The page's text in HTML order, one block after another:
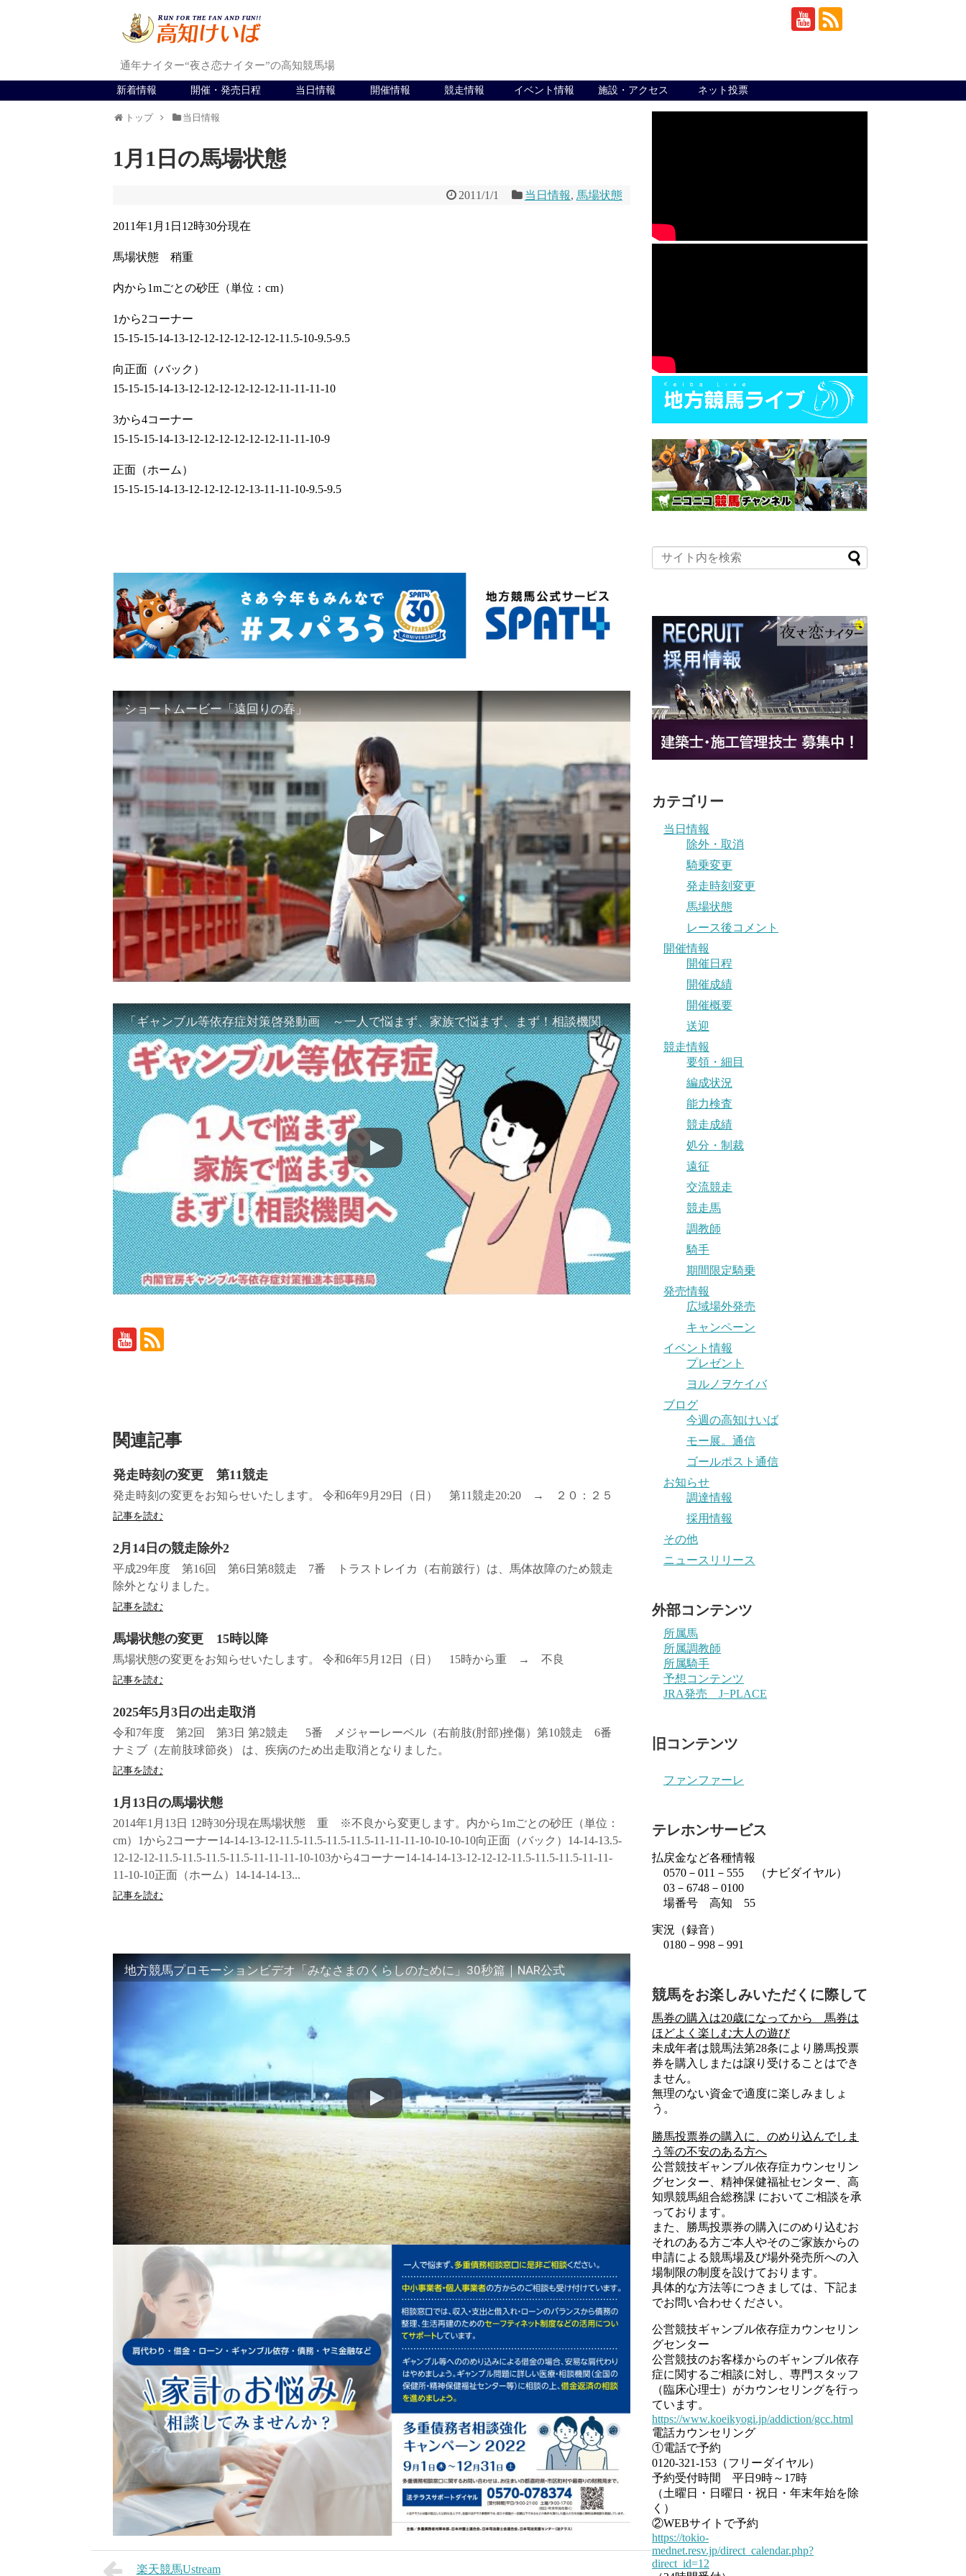
通年ナイター“夜さ恋ナイター”の高知競馬場
新着情報 開催・発売日程 当日情報 開催情報 競走情報 イベント情報 施設・アクセス ネット投票
トップ 当日情報
1月1日の馬場状態
2011/1/1 当日情報, 馬場状態
2011年1月1日12時30分現在
馬場状態 稍重
内から1mごとの砂圧（単位：cm）
1から2コーナー
15-15-15-14-13-12-12-12-12-12-12-11.5-10-9.5-9.5
向正面（バック）
15-15-15-14-13-12-12-12-12-12-12-11-11-11-10
3から4コーナー
15-15-15-14-13-12-12-12-12-12-12-11-11-10-9
正面（ホーム）
15-15-15-14-13-12-12-12-12-13-11-11-10-9.5-9.5
ショートムービー「遠回りの春」
「ギャンブル等依存症対策啓発動画 ～一人で悩まず、家族で悩まず、まず！相談機関へ～」
関連記事
発走時刻の変更 第11競走
発走時刻の変更をお知らせいたします。 令和6年9月29日（日） 第11競走20:20 → ２０：２５
記事を読む
2月14日の競走除外2
平成29年度 第16回 第6日第8競走 7番 トラストレイカ（右前跛行）は、馬体故障のため競走
除外となりました。
記事を読む
馬場状態の変更 15時以降
馬場状態の変更をお知らせいたします。 令和6年5月12日（日） 15時から重 → 不良
記事を読む
2025年5月3日の出走取消
令和7年度 第2回 第3日 第2競走 5番 メジャーレーベル（右前肢(肘部)挫傷）第10競走 6番
ナミブ（左前肢球節炎） は、疾病のため出走取消となりました。
記事を読む
1月13日の馬場状態
2014年1月13日 12時30分現在馬場状態 重 ※不良から変更します。内から1mごとの砂圧（単位：
cm）1から2コーナー14-14-13-12-11.5-11.5-11.5-11.5-11-11-11-10-10-10-10向正面（バック）14-14-13.5-
12-12-12-11.5-11.5-11.5-11.5-11-11-11-10-103から4コーナー14-14-14-13-12-12-12-11.5-11.5-11.5-11-11-
11-10-10正面（ホーム）14-14-14-13...
記事を読む
地方競馬プロモーションビデオ「みなさまのくらしのために」30秒篇｜NAR公式
楽天競馬Ustream
カテゴリー
当日情報
除外・取消
騎乗変更
発走時刻変更
馬場状態
レース後コメント
開催情報
開催日程
開催成績
開催概要
送迎
競走情報
要領・細目
編成状況
能力検査
競走成績
処分・制裁
遠征
交流競走
競走馬
調教師
騎手
期間限定騎乗
発売情報
広域場外発売
キャンペーン
イベント情報
プレゼント
ヨルノヲケイバ
ブログ
今週の高知けいば
モー展。通信
ゴールポスト通信
お知らせ
調達情報
採用情報
その他
ニュースリリース
外部コンテンツ
所属馬
所属調教師
所属騎手
予想コンテンツ
JRA発売 J−PLACE
旧コンテンツ
ファンファーレ
テレホンサービス
払戻金など各種情報
0570－011－555 （ナビダイヤル）
03－6748－0100
場番号 高知 55
実況（録音）
0180－998－991
競馬をお楽しみいただくに際して
馬券の購入は20歳になってから 馬券は
ほどよく楽しむ大人の遊び
未成年者は競馬法第28条により勝馬投票
券を購入しまたは譲り受けることはでき
ません。
無理のない資金で適度に楽しみましょ
う。
勝馬投票券の購入に、のめり込んでしま
う等の不安のある方へ
公営競技ギャンブル依存症カウンセリン
グセンター、精神保健福祉センター、高
知県競馬組合総務課 においてご相談を承
っております。
また、勝馬投票券の購入にのめり込むお
それのある方ご本人やそのご家族からの
申請による競馬場及び場外発売所への入
場制限の制度を設けております。
具体的な方法等につきましては、下記ま
でお問い合わせください。
公営競技ギャンブル依存症カウンセリン
グセンター
公営競技のお客様からのギャンブル依存
症に関するご相談に対し、専門スタッフ
（臨床心理士）がカウンセリングを行っ
ています。
https://www.koeikyogi.jp/addiction/gcc.html
電話カウンセリング
①電話で予約
0120-321-153（フリーダイヤル）
予約受付時間 平日9時～17時
（土曜日・日曜日・祝日・年末年始を除
く）
②WEBサイトで予約
https://tokio-
mednet.resv.jp/direct_calendar.php?
direct_id=12